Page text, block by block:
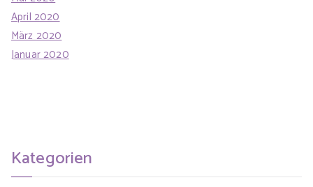
April 2020
März 2020
Januar 2020
Kategorien